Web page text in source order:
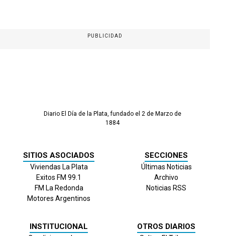
PUBLICIDAD
Diario El Día de la Plata, fundado el 2 de Marzo de
1884
SITIOS ASOCIADOS
Viviendas La Plata
Exitos FM 99.1
FM La Redonda
Motores Argentinos
SECCIONES
Últimas Noticias
Archivo
Noticias RSS
INSTITUCIONAL OTROS DIARIOS